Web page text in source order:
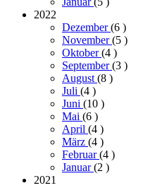
2022
Dezember(6 )
November(5 )
Oktober(4 )
September(3 )
August (8 )
Juli (4 )
Juni (10 )
Mai (6 )
April (4 )
März (4 )
Februar(4 )
Januar(2 )
2021